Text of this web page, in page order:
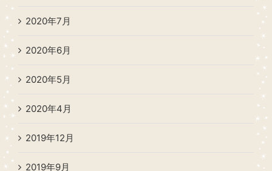
2020年7月
2020年6月
2020年5月
2020年4月
2019年12月
2019年9月